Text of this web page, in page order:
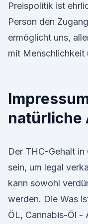
Preispolitik ist
Person den
ermöglicht uns,
mit Menschlichkeit
natürliche
Der THC-Gehalt
sein, um legal
kann sowohl
werden. Die Was
ÖL, Cannabis-Öl -